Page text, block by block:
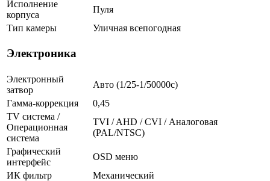
Исполнение
корпуса
Пуля
Тип камеры
Уличная всепогодная
Электроника
Электронный
затвор
Авто (1/25-1/50000c)
Гамма-коррекция
0,45
TV система /
Операционная
система
TVI / AHD / CVI / Аналоговая
(PAL/NTSC)
Графический
интерфейс
OSD меню
ИК фильтр
Механический